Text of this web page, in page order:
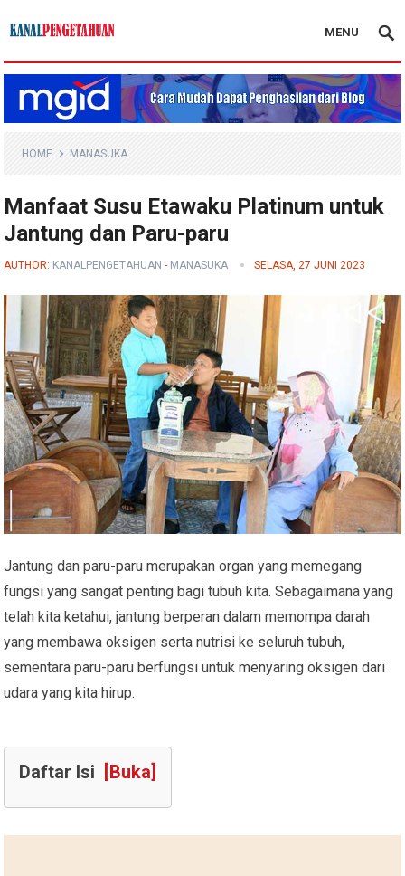
Kanal Pengetahuan
MENU
HOME MANASUKA
Manfaat Susu Etawaku Platinum untuk
Jantung dan Paru-paru
AUTHOR: KANALPENGETAHUAN - MANASUKA SELASA, 27 JUNI 2023
Jantung dan paru-paru merupakan organ yang memegang
fungsi yang sangat penting bagi tubuh kita. Sebagaimana yang
telah kita ketahui, jantung berperan dalam memompa darah
yang membawa oksigen serta nutrisi ke seluruh tubuh,
sementara paru-paru berfungsi untuk menyaring oksigen dari
udara yang kita hirup.
Daftar Isi [Buka]